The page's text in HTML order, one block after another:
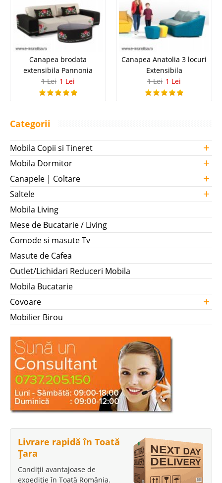
Canapea brodata
extensibila Pannonia
1 Lei 1 Lei
Canapea Anatolia 3 locuri
Extensibila
1 Lei 1 Lei
Categorii
Mobila Copii si Tineret +
Mobila Dormitor +
Canapele | Coltare +
Saltele +
Mobila Living
Mese de Bucatarie / Living
Comode si masute Tv
Masute de Cafea
Outlet/Lichidari Reduceri Mobila
Mobila Bucatarie
Covoare
+
Mobilier Birou
Livrare rapidă în Toată
Țara
Condiții avantajoase de
expediție în Toată România.